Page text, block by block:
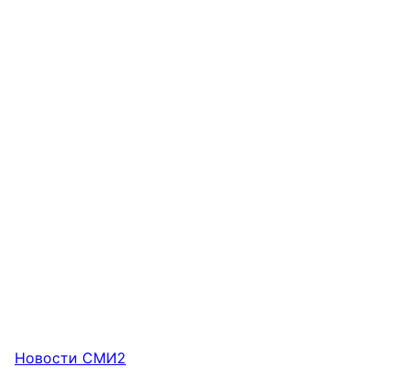
Новости СМИ2